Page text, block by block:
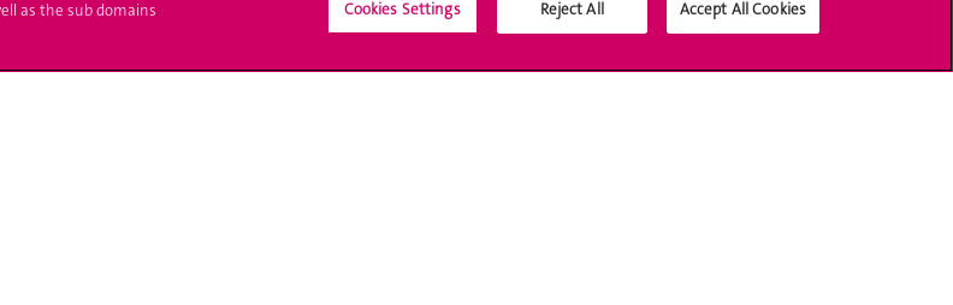
Médias
as the sub domains
Cookies Settings Reject All Accept All Cookies